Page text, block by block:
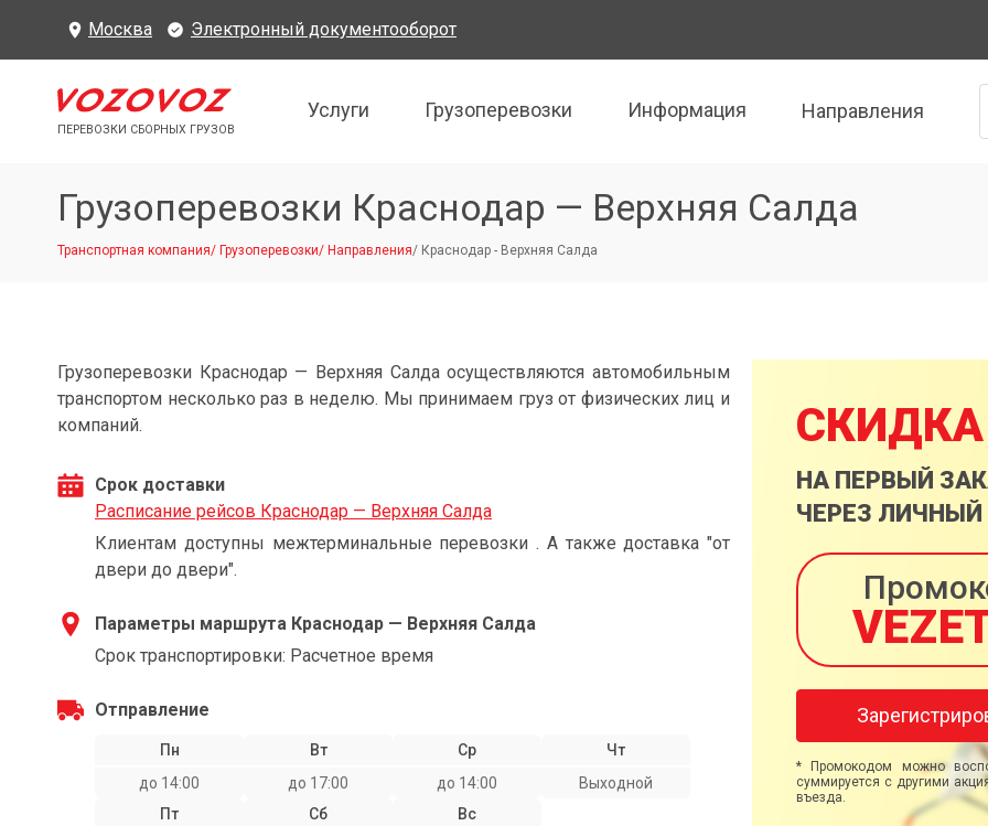
Москва Электронный документооборот
ПЕРЕВОЗКИ СБОРНЫХ ГРУЗОВ
Услуги Грузоперевозки Информация Направления
Грузоперевозки Краснодар — Верхняя Салда
Транспортная компания/ Грузоперевозки/ Направления/ Краснодар - Верхняя Салда
Грузоперевозки Краснодар — Верхняя Салда осуществляются автомобильным
транспортом несколько раз в неделю. Мы принимаем груз от физических лиц и
компаний.
Срок доставки
Расписание рейсов Краснодар — Верхняя Салда
Клиентам доступны межтерминальные перевозки . А также доставка "от
двери до двери".
Параметры маршрута Краснодар — Верхняя Салда
Срок транспортировки: Расчетное время
Отправление
Пн
до 14:00
Вт
до 17:00
Ср
до 14:00
Чт
Выходной
Пт
Сб
Вс
СКИДКА
НА ПЕРВЫЙ
ЧЕРЕЗ ЛИЧНЫЙ
* Промокодом можно
суммируется с другими
въезда.